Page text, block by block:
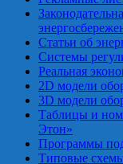
Статьи об
Системы
Реальная
2D модели
3D модели
Таблицы и
Этон»
Программы
Типовые